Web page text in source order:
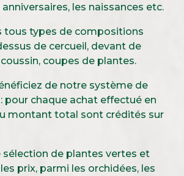
les naissances etc.
tous types de compositions
de cercueil, devant de
coupes de plantes.
de notre système de
pour chaque achat effectué en
montant total sont crédités sur
sélection de plantes vertes et
prix, parmi les orchidées, les